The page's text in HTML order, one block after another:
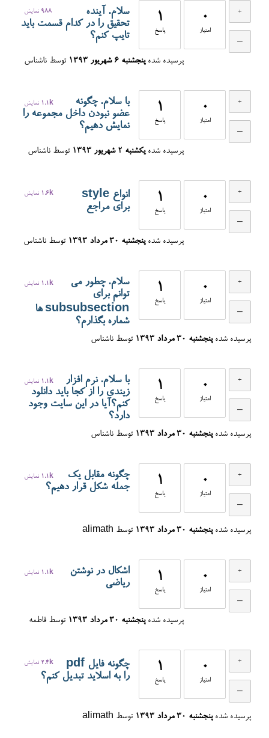
0
امتیاز
1
پاسخ
988 نمایش
سلام. آینده
تحقیق را در کدام قسمت باید
تایپ کنم؟
پرسیده شده پنجشنبه ۶ شهریور ۱۳۹۳ توسط ناشناس
0
امتیاز
1
پاسخ
1.1k نمایش
با سلام. چگونه
عضو نبودن داخل مجموعه را
نمایش دهیم؟
پرسیده شده یکشنبه ۲ شهریور ۱۳۹۳ توسط ناشناس
0
امتیاز
1
پاسخ
1.6k نمایش
انواع style
برای مراجع
پرسیده شده پنجشنبه ۳۰ مرداد ۱۳۹۳ توسط ناشناس
0
امتیاز
1
پاسخ
1.1k نمایش
سلام. چطور می
توانم برای
subsubsection ها
شماره بگذارم؟
پرسیده شده پنجشنبه ۳۰ مرداد ۱۳۹۳ توسط ناشناس
0
امتیاز
1
پاسخ
1.1k نمایش
با سلام. نرم افزار
زیندی را از کجا باید دانلود
کنم؟آیا در این سایت وجود
دارد؟
پرسیده شده پنجشنبه ۳۰ مرداد ۱۳۹۳ توسط ناشناس
0
امتیاز
1
پاسخ
1.1k نمایش
چگونه مقابل یک
جمله شکل قرار دهیم؟
پرسیده شده پنجشنبه ۳۰ مرداد ۱۳۹۳ توسط alimath
0
امتیاز
1
پاسخ
1.1k نمایش
اشکال در نوشتن
ریاضی
پرسیده شده پنجشنبه ۳۰ مرداد ۱۳۹۳ توسط فاطمه
0
امتیاز
1
پاسخ
2.4k نمایش
چگونه فایل pdf
را به اسلاید تبدیل کنم؟
پرسیده شده پنجشنبه ۳۰ مرداد ۱۳۹۳ توسط alimath